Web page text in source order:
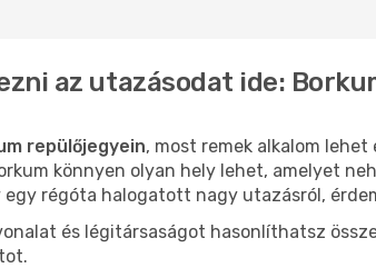
az utazásodat ide:
repülőjegyein, most remek alkalom
könnyen olyan hely lehet, amelyet
régóta halogatott nagy utazásról,
és légitársaságot hasonlíthatsz